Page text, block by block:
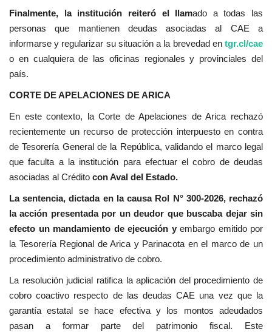
Finalmente, la institución reiteró el llamado a todas las
personas que mantienen deudas asociadas al CAE a
informarse y regularizar su situación a la brevedad en tgr.cl/cae
o en cualquiera de las oficinas regionales y provinciales del
país.
CORTE DE APELACIONES DE ARICA
En este contexto, la Corte de Apelaciones de Arica rechazó
recientemente un recurso de protección interpuesto en contra
de Tesorería General de la República, validando el marco legal
que faculta a la institución para efectuar el cobro de deudas
asociadas al Crédito con Aval del Estado.
La sentencia, dictada en la causa Rol N° 300-2026, rechazó
la acción presentada por un deudor que buscaba dejar sin
efecto un mandamiento de ejecución yembargo emitido por
la Tesorería Regional de Arica y Parinacota en el marco de un
procedimiento administrativo de cobro.
La resolución judicial ratifica la aplicación del procedimiento de
cobro coactivo respecto de las deudas CAE una vez que la
garantía estatal se hace efectiva y los montos adeudados
pasan a formar parte del patrimonio fiscal. Este